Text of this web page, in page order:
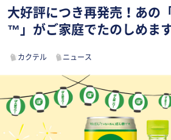
大好評につき再発売！あの
™」がご家庭でたのしめま
カクテル ニュース